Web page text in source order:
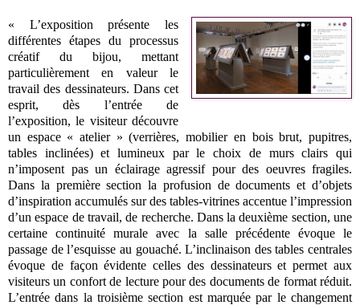
« L’exposition présente les
différentes étapes du processus
créatif du bijou, mettant
particulièrement en valeur le
travail des dessinateurs. Dans cet
esprit, dès l’entrée de
l’exposition, le visiteur découvre
un espace « atelier » (verrières, mobilier en bois brut, pupitres,
tables inclinées) et lumineux par le choix de murs clairs qui
n’imposent pas un éclairage agressif pour des oeuvres fragiles.
Dans la première section la profusion de documents et d’objets
d’inspiration accumulés sur des tables-vitrines accentue l’impression
d’un espace de travail, de recherche. Dans la deuxième section, une
certaine continuité murale avec la salle précédente évoque le
passage de l’esquisse au gouaché. L’inclinaison des tables centrales
évoque de façon évidente celles des dessinateurs et permet aux
visiteurs un confort de lecture pour des documents de format réduit.
L’entrée dans la troisième section est marquée par le changement